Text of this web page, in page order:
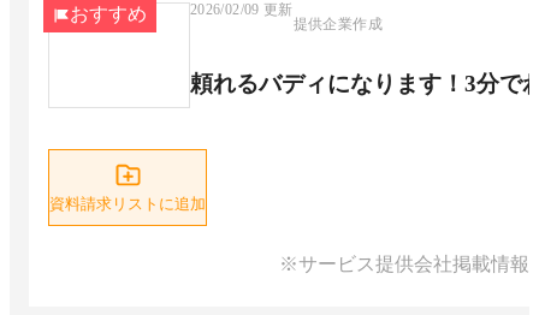
おすすめ 2026/02/09 更新
提供企業作成
頼れるバディになります！3分で
資料請求リストに追加
※サービス提供会社掲載情報